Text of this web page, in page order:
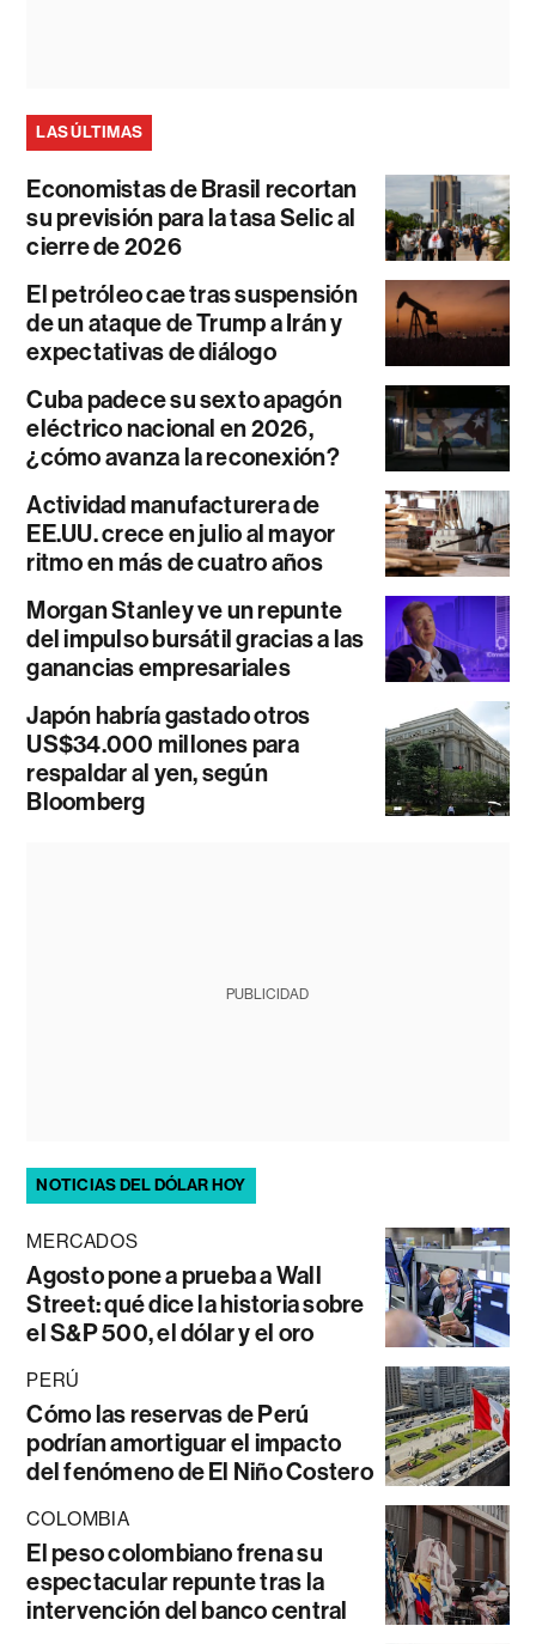
LAS ÚLTIMAS
Economistas de Brasil recortan
su previsión para la tasa Selic al
cierre de 2026
El petróleo cae tras suspensión
de un ataque de Trump a Irán y
expectativas de diálogo
Cuba padece su sexto apagón
eléctrico nacional en 2026,
¿cómo avanza la reconexión?
Actividad manufacturera de
EE.UU. crece en julio al mayor
ritmo en más de cuatro años
Morgan Stanley ve un repunte
del impulso bursátil gracias a las
ganancias empresariales
Japón habría gastado otros
US$34.000 millones para
respaldar al yen, según
Bloomberg
PUBLICIDAD
NOTICIAS DEL DÓLAR HOY
MERCADOS
Agosto pone a prueba a Wall
Street: qué dice la historia sobre
el S&P 500, el dólar y el oro
PERÚ
Cómo las reservas de Perú
podrían amortiguar el impacto
del fenómeno de El Niño Costero
COLOMBIA
El peso colombiano frena su
espectacular repunte tras la
intervención del banco central